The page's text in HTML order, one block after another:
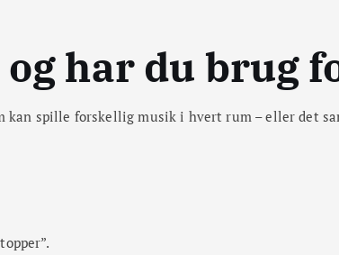
har du brug
spille forskellig musik i hvert rum – eller det